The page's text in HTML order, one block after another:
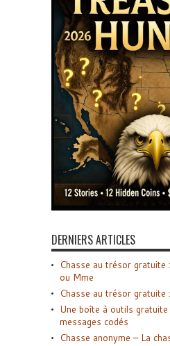
DERNIERS ARTICLES
Chasse au trésor gratuite
ou Mme
Chasse au trésor gratuite
Une boîte à outils
messages codés
Chasse anonyme – La